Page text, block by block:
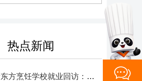
热点新闻
1、湖北新东方烹饪学校就业回访：心系学子，共筑未来！